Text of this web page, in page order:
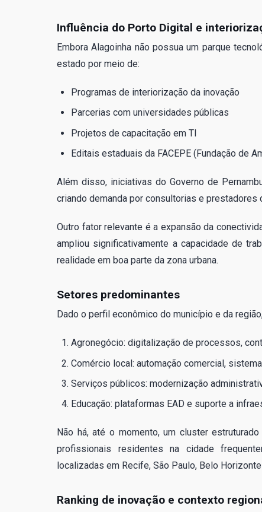
Influência do Porto Digital e
Embora Alagoinha não possua um parque
estado por meio de:
Programas de interiorização da inovação
Parcerias com universidades públicas
Projetos de capacitação em TI
Editais estaduais da FACEPE (Fundação de
Além disso, iniciativas do Governo de
criando demanda por consultorias e
Outro fator relevante é a expansão da
ampliou significativamente a capacidade de
realidade em boa parte da zona urbana.
Setores predominantes
Dado o perfil econômico do município e da
Agronegócio: digitalização de processos,
Comércio local: automação comercial,
Serviços públicos: modernização
Educação: plataformas EAD e suporte a
Não há, até o momento, um cluster
profissionais residentes na cidade
localizadas em Recife, São Paulo, Belo
Ranking de inovação e contexto